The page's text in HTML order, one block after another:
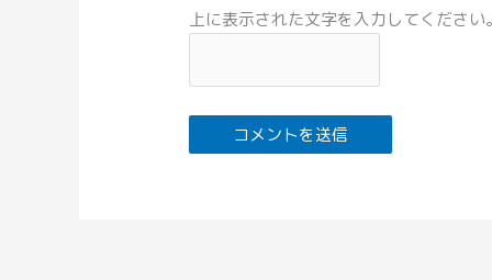
上に表示された文字を入力してください